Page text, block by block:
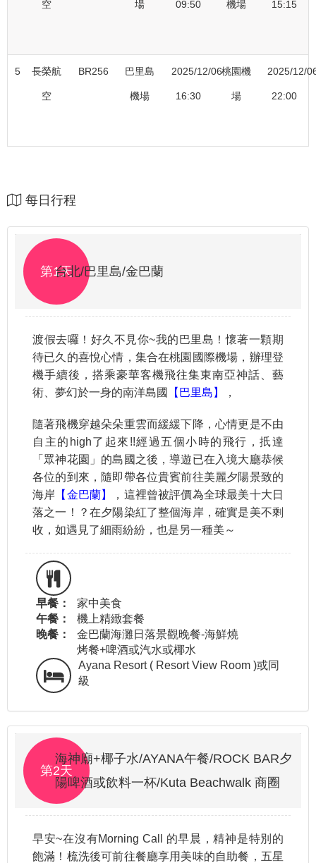
空 場 09:50 機場 15:15
5 長榮航
空
BR256 巴里島
機場
2025/12/06
16:30
桃園機
場
2025/12/
22:00
每日行程
第1天台北/巴里島/金巴蘭
渡假去囉！好久不見你~我的巴里島！懷著一顆期
待已久的喜悅心情，集合在桃園國際機場，辦理登
機手續後，搭乘豪華客機飛往集東南亞神話、藝
術、夢幻於一身的南洋島國
【巴里島】 ，
隨著飛機穿越朵朵重雲而緩緩下降，心情更是不由
自主的high了起來!!經過五個小時的飛行，扺達
「眾神花園」的島國之後，導遊已在入境大廳恭候
各位的到來，隨即帶各位貴賓前往美麗夕陽景致的
海岸 【金巴蘭】
，這裡曾被評價為全球最美十大日
落之一！？在夕陽染紅了整個海岸，確實是美不剩
收，如遇見了細雨紛紛，也是另一種美～
早餐：
家中美食
午餐：
機上精緻套餐
晚餐：
金巴蘭海灘日落景觀晚餐-海鮮燒
烤餐+啤酒或汽水或椰水
Ayana Resort ( Resort View Room )或同
級
第2天
海神廟+椰子水/AYANA午餐/ROCK BAR夕
陽啤酒或飲料一杯/Kuta Beachwalk 商圈
早安~在沒有Morning Call 的早晨，精神是特別的
飽滿！梳洗後可前往餐廳享用美味的自助餐，五星